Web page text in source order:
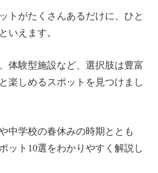
関するよくある質問
トがたくさんあるだけに、ひと
いえます。
体験型施設など、選択肢は豊富
楽しめるスポットを見つけまし
中学校の春休みの時期ととも
ット10選をわかりやすく解説し